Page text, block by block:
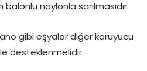
naylonla sarılmasıdır.
gibi eşyalar diğer koruyucu
desteklenmelidir.